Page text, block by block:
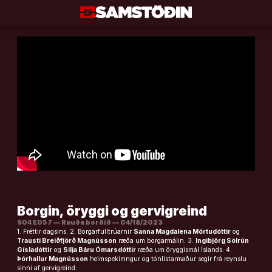
Borgin, öryggi og gervigreind
S04 E057 — Rauða borðið — 04/18/2023
1. Fréttir dagsins. 2. Borgarfulltrúarnir Sanna Magdalena Mörtudóttir og
Trausti Breiðfjörð Magnússon ræða um borgarmálin. 3. Ingibjörg Sólrún
Gísladóttir og Silja Báru Ómarsdóttir ræða um öryggismál Íslands. 4.
Þórhallur Magnússon heimspekimngur og tónlistarmaður segir frá reynslu
sinni af gervigreind.